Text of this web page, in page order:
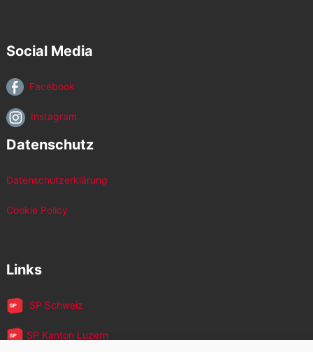
Social Media
Facebook
Instagram
Datenschutz
Datenschutzerklärung
Cookie Policy
Links
SP Schweiz
SP Kanton Luzern